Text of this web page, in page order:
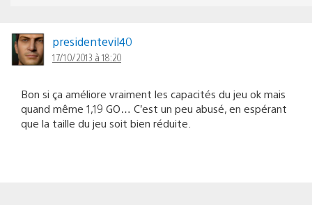
presidentevil40
17/10/2013 à 18:20
Bon si ça améliore vraiment les capacités du jeu ok mais
quand même 1,19 GO… C’est un peu abusé, en espérant
que la taille du jeu soit bien réduite.